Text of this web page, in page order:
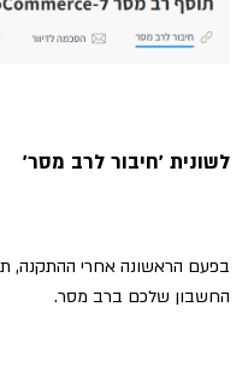
לשונית 'חיבור לרב מסר'
בפעם הראשונה אחרי ההתקנה,
החשבון שלכם ברב מסר.